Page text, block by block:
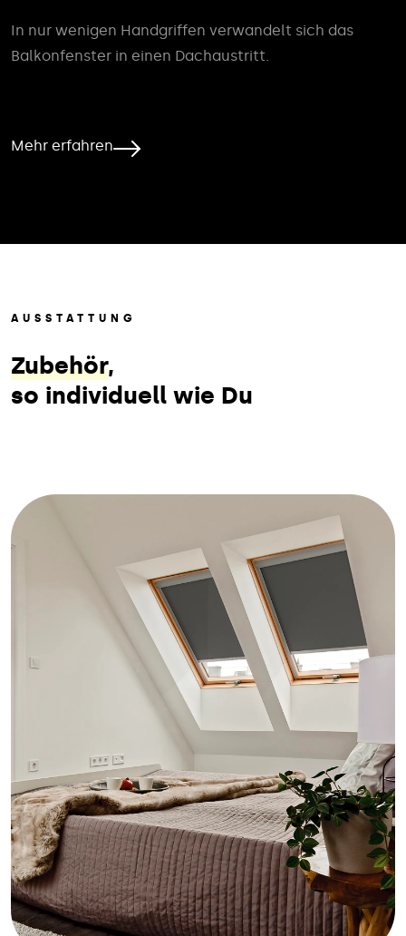
In nur wenigen Handgriffen verwandelt sich das
Balkonfenster in einen Dachaustritt.
Mehr erfahren
AUSSTATTUNG
Zubehör,
so individuell wie Du